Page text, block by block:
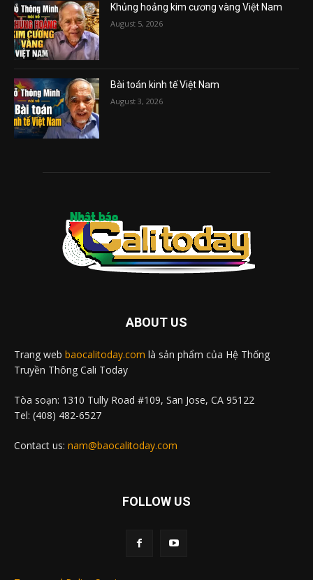
Khủng hoảng kim cương vàng Việt Nam
August 5, 2026
Bài toán kinh tế Việt Nam
August 3, 2026
ABOUT US
Trang web baocalitoday.com là sản phẩm của Hệ Thống
Truyền Thông Cali Today
Tòa soạn: 1310 Tully Road #109, San Jose, CA 95122
Tel: (408) 482-6527
Contact us: nam@baocalitoday.com
FOLLOW US